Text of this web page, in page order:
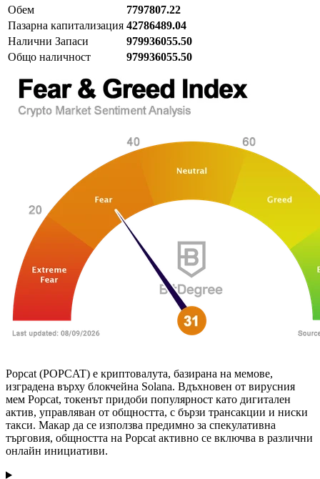
Обем
7797807.22
Пазарна капитализация 42786489.04
Налични Запаси
979936055.50
Общо наличност
979936055.50
Popcat (POPCAT) е криптовалута, базирана на мемове,
изградена върху блокчейна Solana. Вдъхновен от вирусния
мем Popcat, токенът придоби популярност като дигитален
актив, управляван от общността, с бързи трансакции и ниски
такси. Макар да се използва предимно за спекулативна
търговия, общността на Popcat активно се включва в различни
онлайн инициативи.